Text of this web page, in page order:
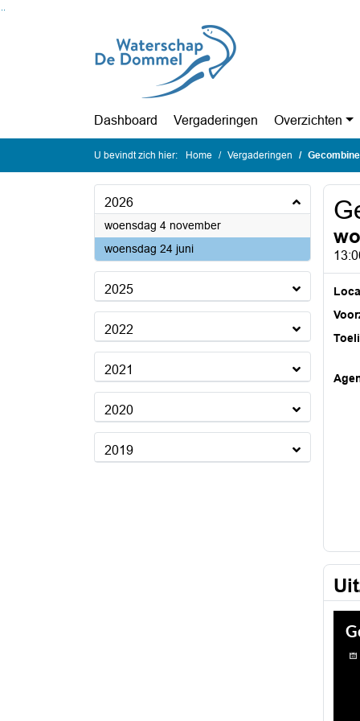
Dashboard Vergaderingen Overzichten
U bevindt zich hier: Home Vergaderingen
2026
woensdag 4 november2026
woensdag 24 juni2026
2025
2022
2021
2020
2019